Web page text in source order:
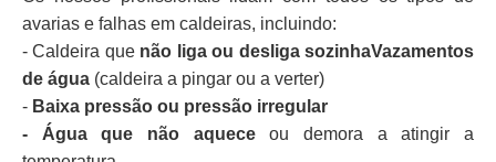
avarias e falhas em caldeiras, incluindo:
- Caldeira que não liga ou desliga sozinhaVazamentos
de água (caldeira a pingar ou a verter)
- Baixa pressão ou pressão irregular
- Água que não aqueceou demora a atingir a